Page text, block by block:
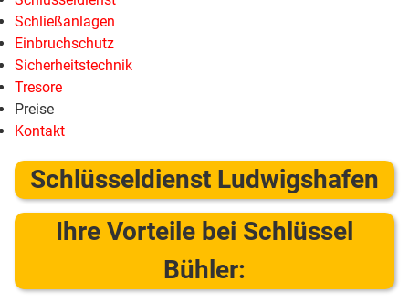
Schließanlagen
Einbruchschutz
Sicherheitstechnik
Tresore
Preise
Kontakt
Schlüsseldienst Ludwigshafen
Ihre Vorteile bei Schlüssel
Bühler: